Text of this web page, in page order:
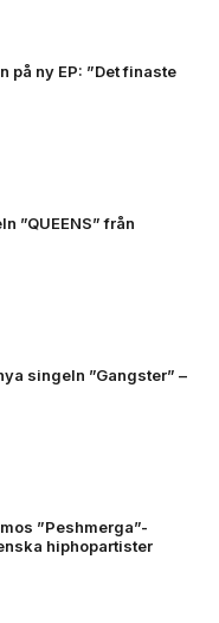
på ny EP: ”Det finaste
”QUEENS” från
singeln ”Gangster” –
”Peshmerga”-
hiphopartister